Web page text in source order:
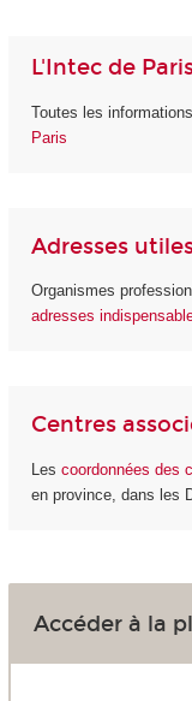
L'Intec de
Toutes les
Paris
Adresses
Organismes
adresses
Centres
Les coordonnées des
en province, dans les
Accéder à la